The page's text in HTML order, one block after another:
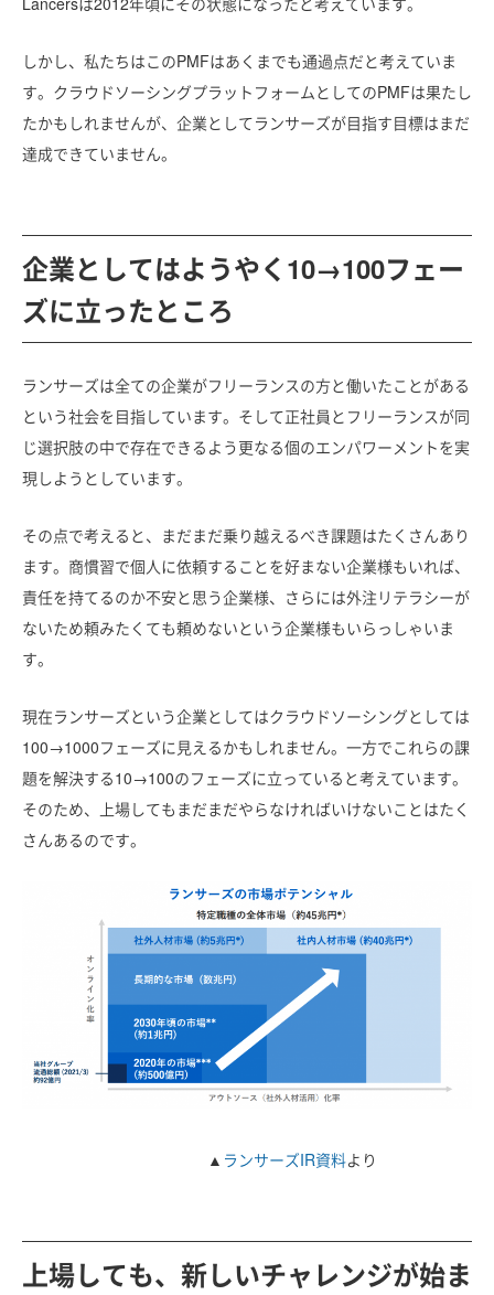
しかし、私たちはこのPMFはあくまでも通過点だと考えていま
す。クラウドソーシングプラットフォームとしてのPMFは果たし
たかもしれませんが、企業としてランサーズが目指す目標はまだ
達成できていません。
企業としてはようやく10→100フェー
ズに立ったところ
ランサーズは全ての企業がフリーランスの方と働いたことがある
という社会を目指しています。そして正社員とフリーランスが同
じ選択肢の中で存在できるよう更なる個のエンパワーメントを実
現しようとしています。
その点で考えると、まだまだ乗り越えるべき課題はたくさんあり
ます。商慣習で個人に依頼することを好まない企業様もいれば、
責任を持てるのか不安と思う企業様、さらには外注リテラシーが
ないため頼みたくても頼めないという企業様もいらっしゃいま
す。
現在ランサーズという企業としてはクラウドソーシングとしては
100→1000フェーズに見えるかもしれません。一方でこれらの課
題を解決する10→100のフェーズに立っていると考えています。
そのため、上場してもまだまだやらなければいけないことはたく
さんあるのです。
▲ ランサーズIR資料より
上場しても、新しいチャレンジが始ま